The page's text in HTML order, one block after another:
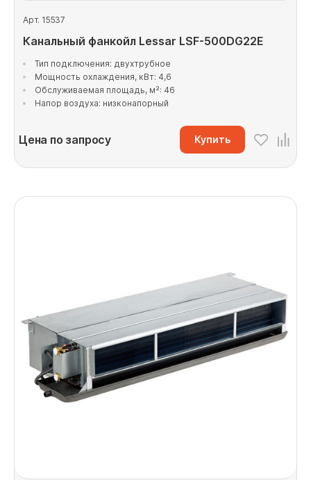
Арт. 15537
Канальный фанкойл Lessar LSF-500DG22E
Тип подключения: двухтрубное
Мощность охлаждения, кВт: 4,6
Обслуживаемая площадь, м²: 46
Напор воздуха: низконапорный
Цена по запросу Купить